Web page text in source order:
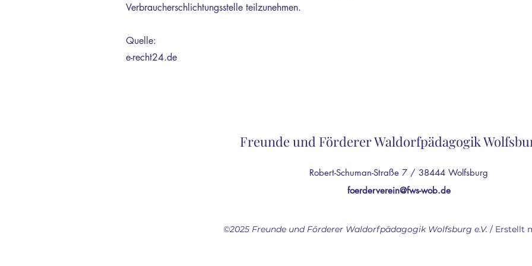
Verbraucherschlichtungsstelle teilzunehmen.
Quelle:
e-recht24.de
Freunde und Förderer Waldorfpädagogik
Robert-Schuman-Straße 7 / 38444 Wolfsburg
foerderverein@fws-wob.de
©2025 Freunde und Förderer Waldorfpädagogik Wolfsburg e.V. / Erstellt